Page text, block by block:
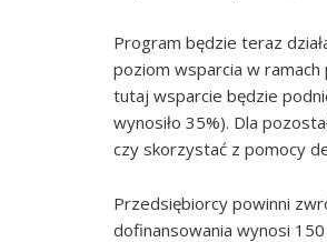
Program będzie teraz
poziom wsparcia w
tutaj wsparcie będzie
wynosiło 35%). Dla
czy skorzystać z pomocy
Przedsiębiorcy powinni
dofinansowania wynosi